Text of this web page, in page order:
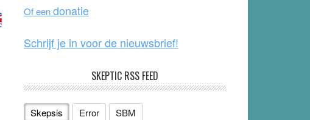
k
Of eendonatie
Schrijf je in voor de nieuwsbrief!
SKEPTIC RSS FEED
Skepsis Error SBM